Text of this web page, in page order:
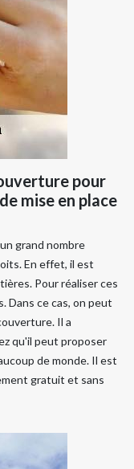
pour
mise en place
grand nombre
En effet, il est
Pour réaliser ces
Dans ce cas, on peut
Il a
qu'il peut proposer
de monde. Il est
gratuit et sans